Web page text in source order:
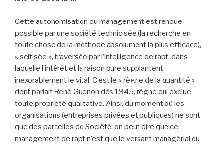
Cette autonomisation du management est rendue
possible par une société technicisée (la recherche en
toute chose de la méthode absolument la plus efficace),
« selfisée », traversée par l’intelligence de rapt, dans
laquelle l’intérêt et la raison pure supplantent
inexorablement le vital. C’est le « règne de la quantité »
dont parlait René Guenon dès 1945, règne qui exclue
toute propriété qualitative. Ainsi, du moment où les
organisations (entreprises privées et publiques) ne sont
que des parcelles de Société, on peut dire que ce
management de rapt n’est que le versant managérial du